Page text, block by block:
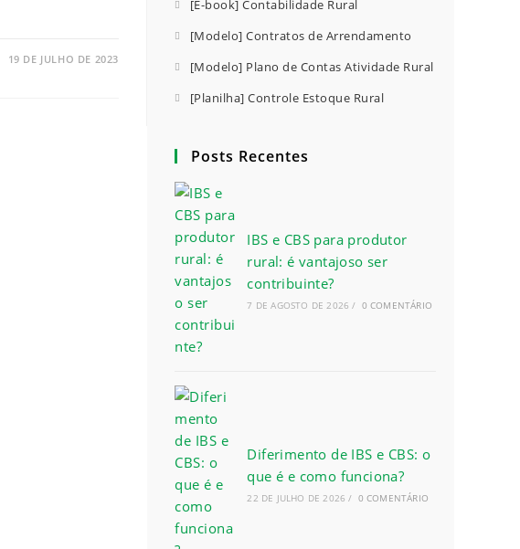
19 DE JULHO DE 2023
[E-book] Contabilidade Rural
[Modelo] Contratos de Arrendamento
[Modelo] Plano de Contas Atividade Rural
[Planilha] Controle Estoque Rural
Posts Recentes
IBS e CBS para produtor
rural: é vantajoso ser
contribuinte?
7 DE AGOSTO DE 2026 / 0 COMENTÁRIO
Diferimento de IBS e CBS: o
que é e como funciona?
22 DE JULHO DE 2026 / 0 COMENTÁRIO